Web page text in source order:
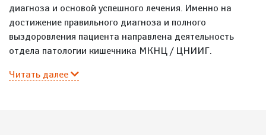
диагноза и основой успешного лечения. Именно на
достижение правильного диагноза и полного
выздоровления пациента направлена деятельность
отдела патологии кишечника МКНЦ / ЦНИИГ.
Читать далее